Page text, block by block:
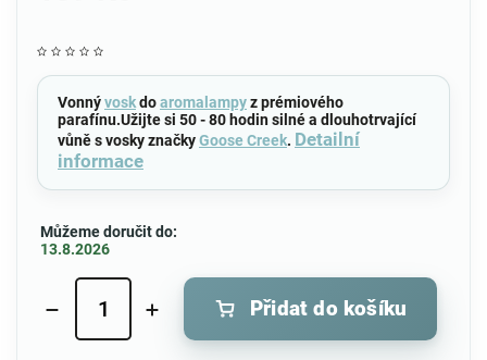
Vonnývoskdoaromalampyz prémiového
parafínu.Užijte si 50 - 80 hodin silné a dlouhotrvající
vůně s vosky značkyGoose Creek. Detailní
informace
Můžeme doručit do:
13.8.2026
Přidat do košíku